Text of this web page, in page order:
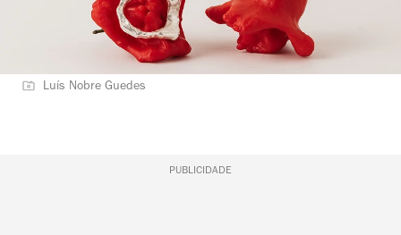
Luís Nobre Guedes
PUBLICIDADE